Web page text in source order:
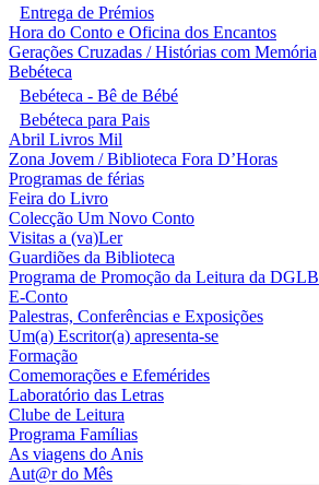
Entrega de Prémios
Hora do Conto e Oficina dos Encantos
Gerações Cruzadas / Histórias com Memória
Bebéteca
Bebéteca - Bê de Bébé
Bebéteca para Pais
Abril Livros Mil
Zona Jovem / Biblioteca Fora D’Horas
Programas de férias
Feira do Livro
Colecção Um Novo Conto
Visitas a (va)Ler
Guardiões da Biblioteca
Programa de Promoção da Leitura da DGLB
E-Conto
Palestras, Conferências e Exposições
Um(a) Escritor(a) apresenta-se
Formação
Comemorações e Efemérides
Laboratório das Letras
Clube de Leitura
Programa Famílias
As viagens do Anis
Aut@r do Mês